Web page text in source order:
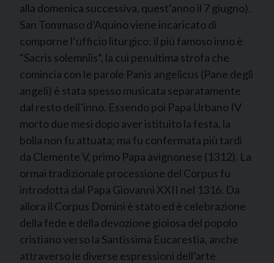
alla domenica successiva, quest’anno il 7 giugno).
San Tommaso d’Aquino viene incaricato di
comporne l’ufficio liturgico: il più famoso inno è
“Sacris solemniis”, la cui penultima strofa che
comincia con le parole Panis angelicus (Pane degli
angeli) è stata spesso musicata separatamente
dal resto dell’inno. Essendo poi Papa Urbano IV
morto due mesi dopo aver istituito la festa, la
bolla non fu attuata; ma fu confermata più tardi
da Clemente V, primo Papa avignonese (1312). La
ormai tradizionale processione del Corpus fu
introdotta dal Papa Giovanni XXII nel 1316. Da
allora il Corpus Domini è stato ed è celebrazione
della fede e della devozione gioiosa del popolo
cristiano verso la Santissima Eucarestia, anche
attraverso le diverse espressioni dell’arte